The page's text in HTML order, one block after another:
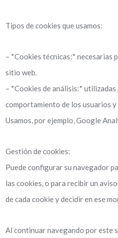
Tipos de cookies que usamos:
– *Cookies técnicas:* necesarias
sitio web.
– *Cookies de análisis:* utilizadas
comportamiento de los usuarios
Usamos, por ejemplo, Google
Gestión de cookies:
Puede configurar su navegador
las cookies, o para recibir un
de cada cookie y decidir en ese
Al continuar navegando por este